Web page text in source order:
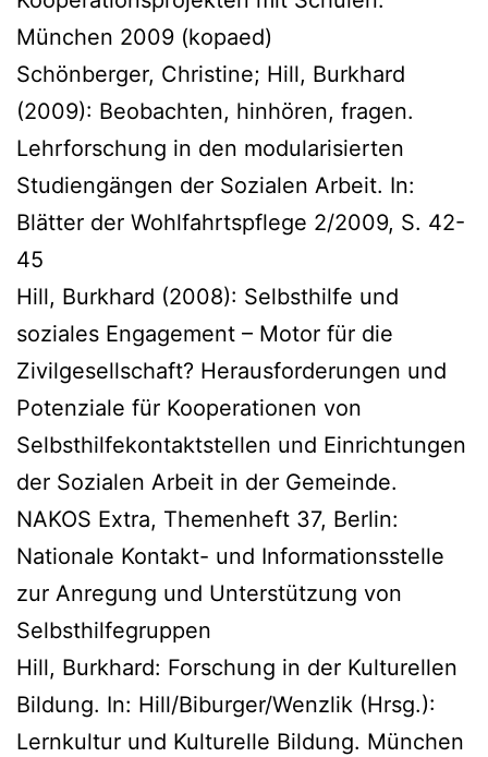
München 2009 (kopaed)
Schönberger, Christine; Hill, Burkhard
(2009): Beobachten, hinhören, fragen.
Lehrforschung in den modularisierten
Studiengängen der Sozialen Arbeit. In:
Blätter der Wohlfahrtspflege 2/2009, S. 42-
45
Hill, Burkhard (2008): Selbsthilfe und
soziales Engagement – Motor für die
Zivilgesellschaft? Herausforderungen und
Potenziale für Kooperationen von
Selbsthilfekontaktstellen und Einrichtungen
der Sozialen Arbeit in der Gemeinde.
NAKOS Extra, Themenheft 37, Berlin:
Nationale Kontakt- und Informationsstelle
zur Anregung und Unterstützung von
Selbsthilfegruppen
Hill, Burkhard: Forschung in der Kulturellen
Bildung. In: Hill/Biburger/Wenzlik (Hrsg.):
Lernkultur und Kulturelle Bildung. München